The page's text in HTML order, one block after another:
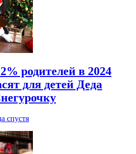
родителей в 2024
для детей Деда
спустя